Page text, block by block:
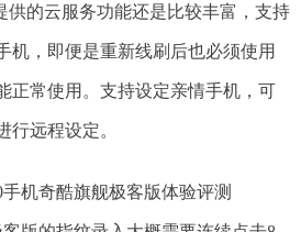
供的云服务功能还是比较丰富，支持
机，即便是重新线刷后也必须使用
正常使用。支持设定亲情手机，可
行远程设定。